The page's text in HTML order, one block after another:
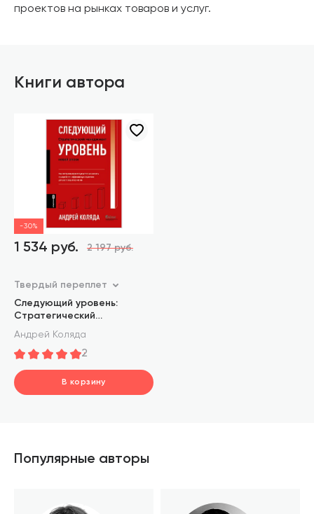
проектов на рынках товаров и услуг.
Книги автора
-30%
1 534 руб. 2 197 руб.
Твердый переплет
Следующий уровень:
Стратегический
менеджмент новой эпохи
Андрей Коляда
2
В корзину
Популярные авторы